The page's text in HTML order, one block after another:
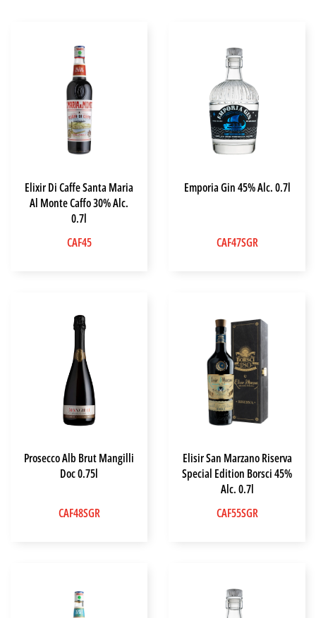
Elixir Di Caffe Santa Maria
Al Monte Caffo 30% Alc.
0.7l
CAF45
Emporia Gin 45% Alc. 0.7l
CAF47SGR
Prosecco Alb Brut Mangilli
Doc 0.75l
CAF48SGR
Elisir San Marzano Riserva
Special Edition Borsci 45%
Alc. 0.7l
CAF55SGR